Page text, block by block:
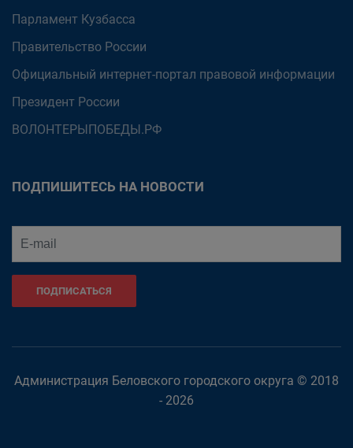
Парламент Кузбасса
Правительство России
Официальный интернет-портал правовой информации
Президент России
ВОЛОНТЕРЫПОБЕДЫ.РФ
ПОДПИШИТЕСЬ НА НОВОСТИ
ПОДПИСАТЬСЯ
Администрация Беловского городского округа © 2018
- 2026